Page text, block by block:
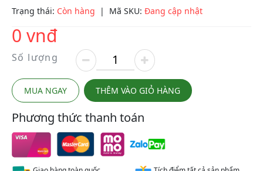
Bột Blend 15Ara/85Ro 100g
Trạng thái: Còn hàng | Mã SKU: Đang cập nhật
0 vnđ
Số lượng
MUA NGAY THÊM VÀO GIỎ HÀNG
Phương thức thanh toán